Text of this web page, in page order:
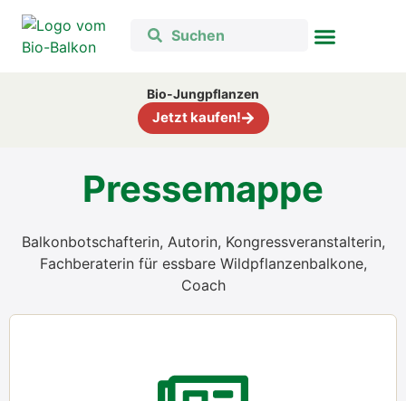
Bio-Jungpflanzen
Jetzt kaufen!
Pres­se­map­pe
Bal­kon­bot­schaf­te­rin, Autorin, Kon­gress­ver­an­stal­te­rin,
Fach­be­ra­te­rin für ess­ba­re Wild­pflan­zen­bal­ko­ne,
Coach